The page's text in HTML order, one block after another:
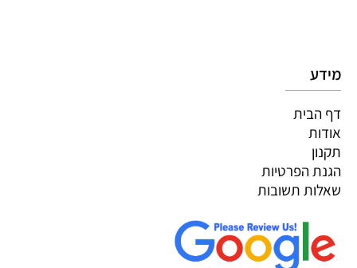
מידע
דף הבית
אודות
תקנון
הגנת הפרטיות
שאלות תשובות